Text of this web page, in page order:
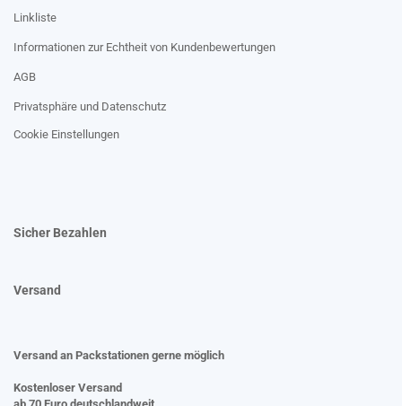
Linkliste
Informationen zur Echtheit von Kundenbewertungen
AGB
Privatsphäre und Datenschutz
Cookie Einstellungen
Sicher Bezahlen
Versand
Versand an Packstationen gerne möglich
Kostenloser Versand